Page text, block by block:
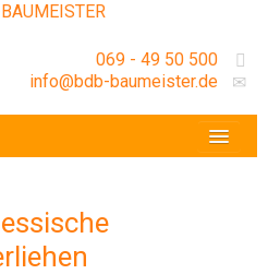
069 - 49 50 500
info@bdb-baumeister.de